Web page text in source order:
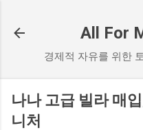
All For
경제적 자유를 위한
나나 고급 빌라 매
니처